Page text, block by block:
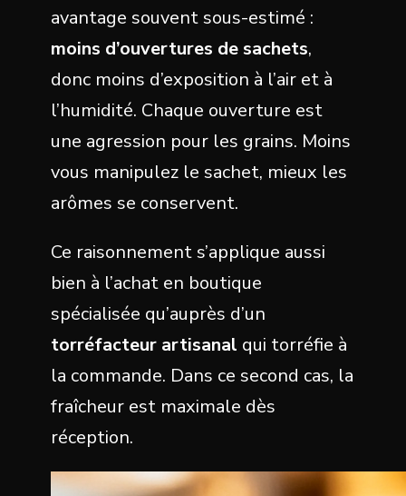
avantage souvent sous-estimé :
moins d’ouvertures de sachets,
donc moins d’exposition à l’air et à
l’humidité. Chaque ouverture est
une agression pour les grains. Moins
vous manipulez le sachet, mieux les
arômes se conservent.
Ce raisonnement s’applique aussi
bien à l’achat en boutique
spécialisée qu’auprès d’un
torréfacteur artisanal qui torréfie à
la commande. Dans ce second cas, la
fraîcheur est maximale dès
réception.